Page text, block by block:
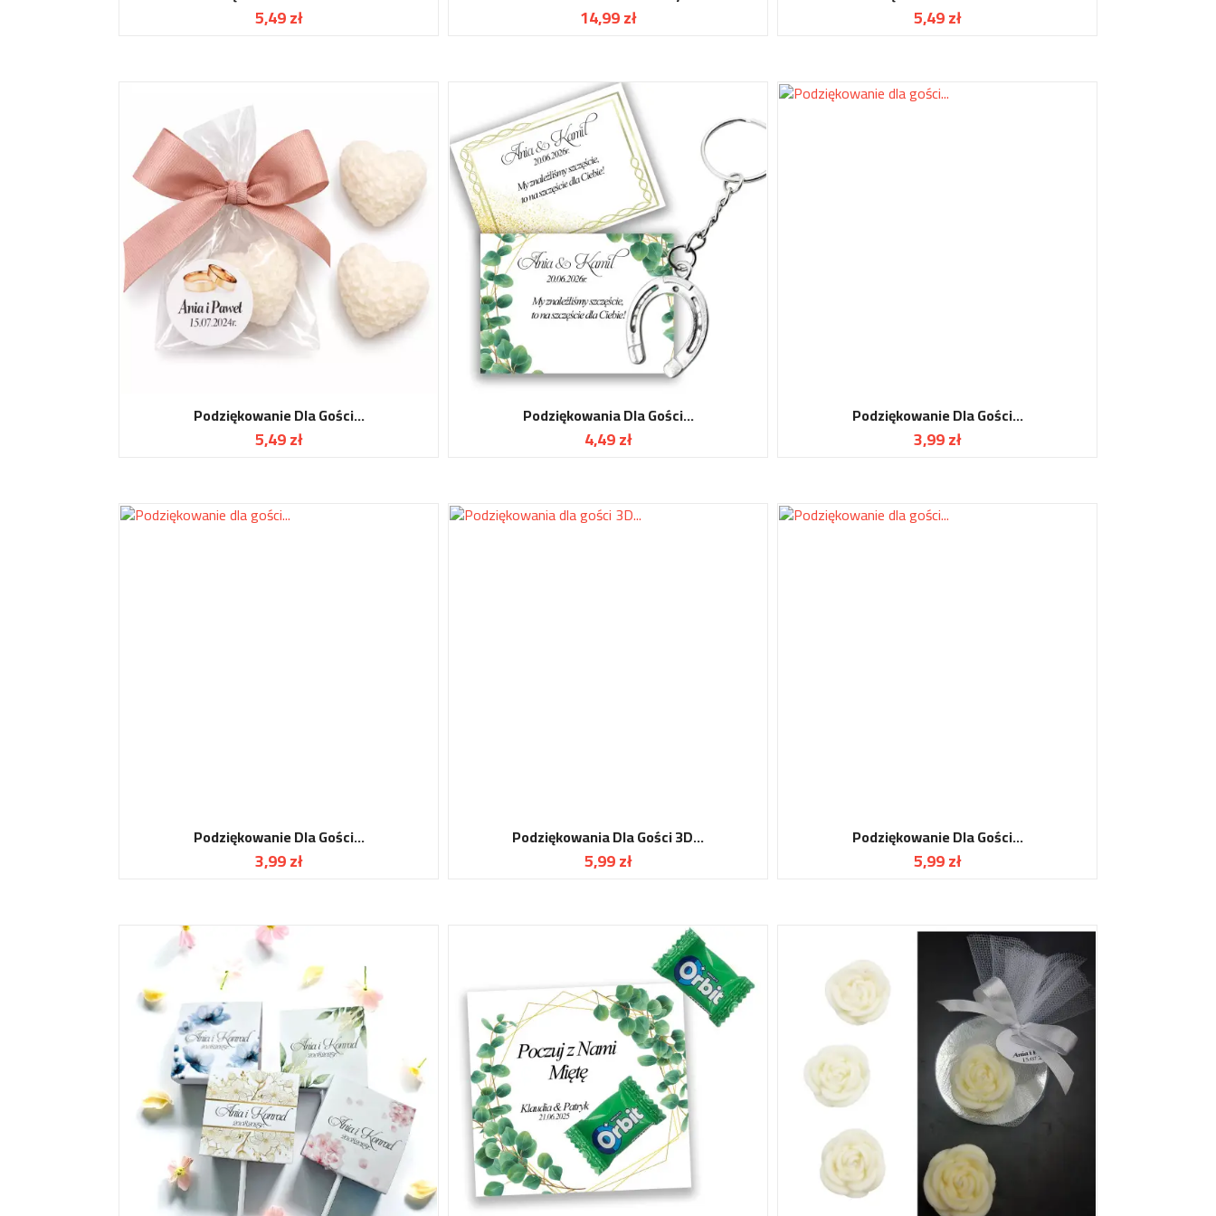
Cena
5,49 zł
Cena
14,99 zł
Cena
5,49 zł
Podziękowanie Dla Gości...
Cena
5,49 zł
Podziękowania Dla Gości...
Cena
4,49 zł
Podziękowanie Dla Gości...
Cena
3,99 zł
Podziękowanie Dla Gości...
Cena
3,99 zł
Podziękowania Dla Gości 3D...
Cena
5,99 zł
Podziękowanie Dla Gości...
Cena
5,99 zł